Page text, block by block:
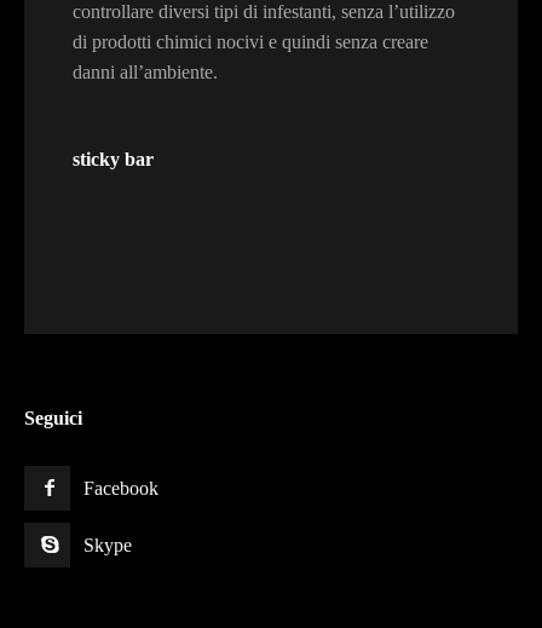
controllare diversi tipi di infestanti, senza l’utilizzo
di prodotti chimici nocivi e quindi senza creare
danni all’ambiente.
sticky bar
Seguici
Facebook
Skype